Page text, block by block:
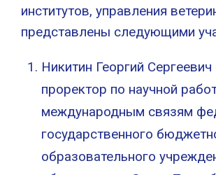
институтов, управления
представлены следующими
Никитин Георгий Сергеевич
проректор по научной
международным связям
государственного
образовательного